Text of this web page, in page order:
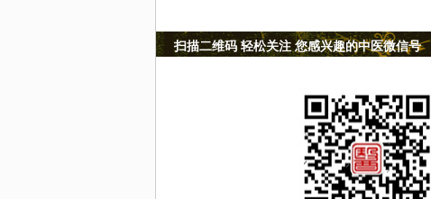
扫描二维码 轻松关注 您感兴趣的中医微信号